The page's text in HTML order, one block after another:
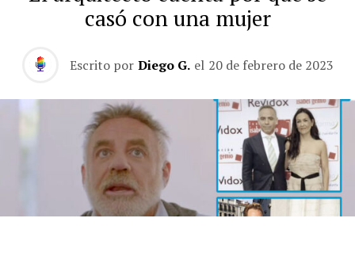
casó con una mujer
Escrito por Diego G. el 20 de febrero de 2023